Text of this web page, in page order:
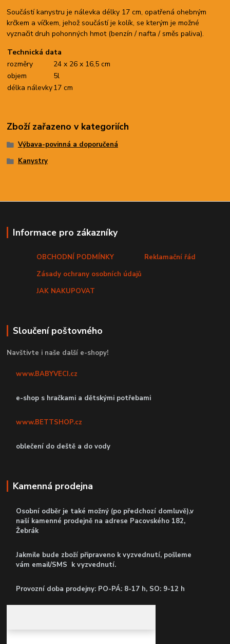
Součástí kanystru je nálevka délky 17 cm, opatřená ohebným
krčkem a víčkem, jehož součástí je kolík, se kterým je možné
vyznačit druh pohonných hmot (benzín / nafta / směs paliva).
Technická data
rozměry
24 x 26 x 16,5 cm
objem
5l
délka nálevky17 cm
Zboží zařazeno v kategoriích
Výbava-povinná a doporučená
Kanystry
Informace pro zákazníky
OBCHODNÍ PODMÍNKY
Reklamační řád
Zásady ochrany osobních údajů
JAK NAKUPOVAT
Sloučení poštovného
Navštivte i naše další e-shopy!
www.BABYVECI.cz
e-shop s hračkami a dětskými potřebami
www.BETTSHOP.cz
oblečení do deště a do vody
Kamenná prodejna
Osobní odběr je také možný (po předchozí domluvě),v
naší kamenné prodejně na adrese Pacovského 182,
Žebrák
Jakmile bude zboží připraveno k vyzvednutí, pošleme
vám email/SMS k vyzvednutí.
Provozní doba prodejny: PO-PÁ: 8-17 h, SO: 9-12 h